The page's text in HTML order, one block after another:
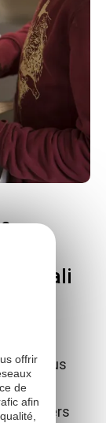
Pôle
Ségali
vous
aux
métiers
offrir
de
afin